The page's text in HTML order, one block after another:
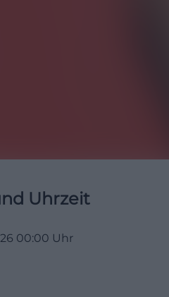
Uhrzeit
00:00 Uhr